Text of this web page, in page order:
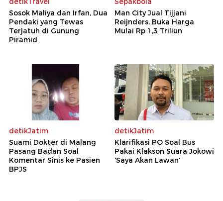
Sosok Maliya dan Irfan, Dua
Pendaki yang Tewas
Terjatuh di Gunung
Piramid
Man City Jual Tijjani
Reijnders, Buka Harga
Mulai Rp 1,3 Triliun
detikJatim
Suami Dokter di Malang
Pasang Badan Soal
Komentar Sinis ke Pasien
BPJS
detikJatim
Klarifikasi PO Soal Bus
Pakai Klakson Suara Jokowi
'Saya Akan Lawan'